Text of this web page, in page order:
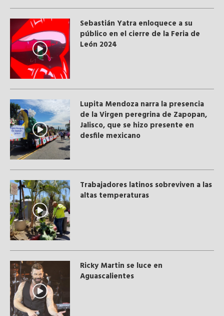
Sebastián Yatra enloquece a su
público en el cierre de la Feria de
León 2024
Lupita Mendoza narra la presencia
de la Virgen peregrina de Zapopan,
Jalisco, que se hizo presente en
desfile mexicano
Trabajadores latinos sobreviven a las
altas temperaturas
Ricky Martin se luce en
Aguascalientes